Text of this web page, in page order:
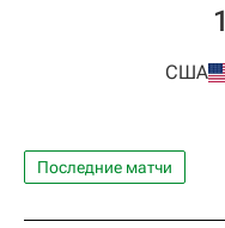
США
1
Последние матчи